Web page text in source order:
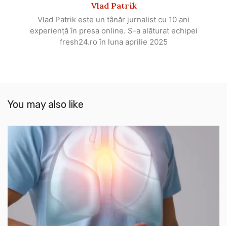
Vlad Patrik
Vlad Patrik este un tânăr jurnalist cu 10 ani
experiență în presa online. S-a alăturat echipei
fresh24.ro în luna aprilie 2025
You may also like